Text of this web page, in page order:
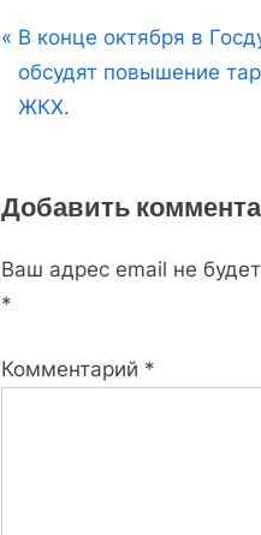
Навигация
по
P
r
e
o
s
s
В конце октября в
обсудят повышение
ЖКХ.
Добавить
Ваш адрес email не
*
Комментарий *